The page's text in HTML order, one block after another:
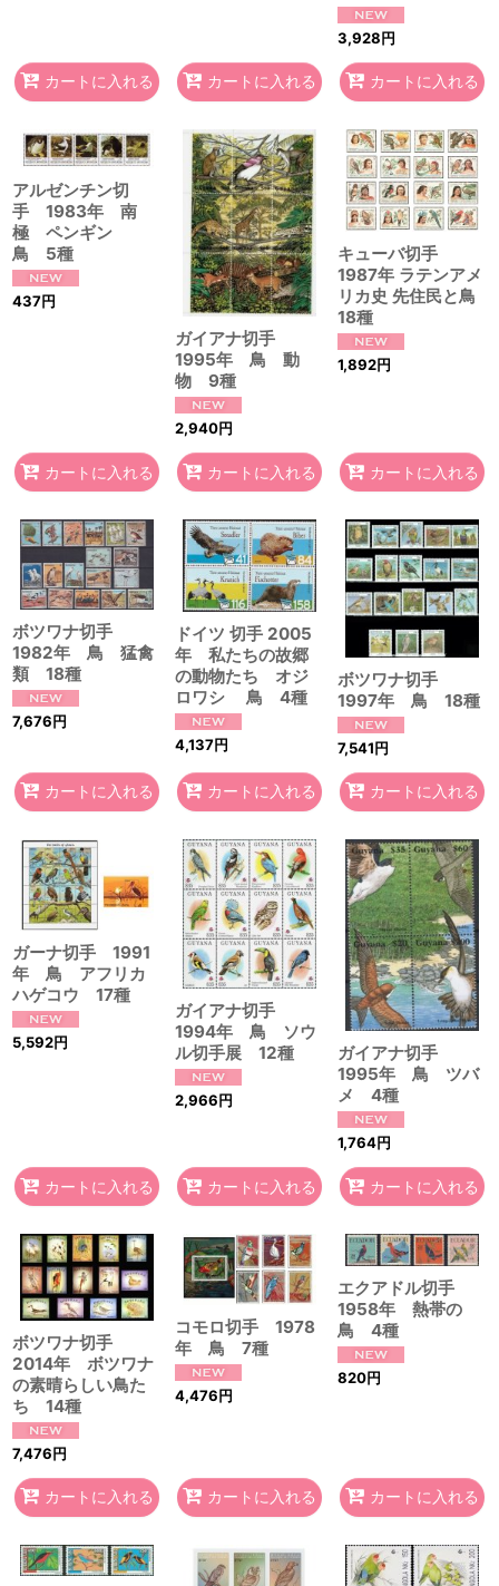
カートに入れる カートに入れる
3,928円
カートに入れる
アルゼンチン切
手 1983年 南
極 ペンギン
鳥 5種
437円
カートに入れる
ガイアナ切手
1995年 鳥 動
物 9種
2,940円
カートに入れる
キューバ切手
1987年 ラテンアメ
リカ史 先住民と鳥
18種
1,892円
カートに入れる
ボツワナ切手
1982年 鳥 猛禽
類 18種
7,676円
カートに入れる
ドイツ 切手 2005
年 私たちの故郷
の動物たち オジ
ロワシ 鳥 4種
4,137円
カートに入れる
ボツワナ切手
1997年 鳥 18種
7,541円
カートに入れる
ガーナ切手 1991
年 鳥 アフリカ
ハゲコウ 17種
5,592円
カートに入れる
ガイアナ切手
1994年 鳥 ソウ
ル切手展 12種
2,966円
カートに入れる
ガイアナ切手
1995年 鳥 ツバ
メ 4種
1,764円
カートに入れる
ボツワナ切手
2014年 ボツワナ
の素晴らしい鳥た
ち 14種
7,476円
カートに入れる
コモロ切手 1978
年 鳥 7種
4,476円
カートに入れる
エクアドル切手
1958年 熱帯の
鳥 4種
820円
カートに入れる